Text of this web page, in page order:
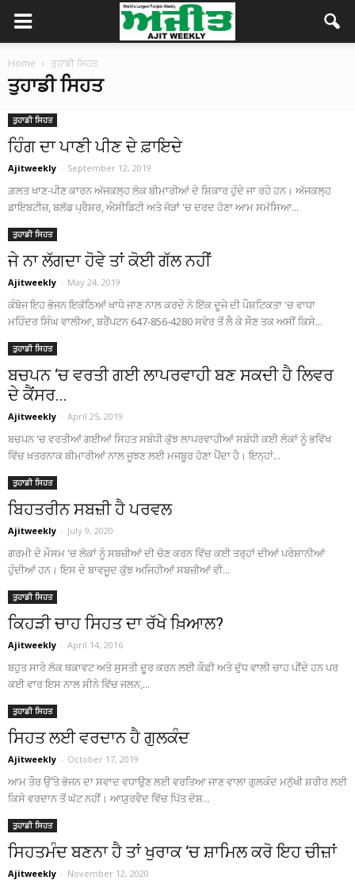
Home ਤੁਹਾਡੀ ਸਿਹਤ
ਤੁਹਾਡੀ ਸਿਹਤ
ਤੁਹਾਡੀ ਸਿਹਤ
ਹਿੰਗ ਦਾ ਪਾਣੀ ਪੀਣ ਦੇ ਫ਼ਾਇਦੇ
Ajitweekly - September 12, 2019
ਗ਼ਲਤ ਖਾਣ-ਪੀਣ ਕਾਰਨ ਅੱਜਕਲ੍ਹ ਲੋਕ ਬੀਮਾਰੀਆਂ ਦੇ ਸ਼ਿਕਾਰ ਹੁੰਦੇ ਜਾ ਰਹੇ ਹਨ। ਅੱਜਕਲ੍ਹ
ਡਾਇਬਟੀਜ਼, ਬਲੱਡ ਪ੍ਰੈਸ਼ਰ, ਐਸੀਡਿਟੀ ਅਤੇ ਜੋੜਾਂ 'ਚ ਦਰਦ ਹੋਣਾ ਆਮ ਸਮੱਸਿਆ...
ਤੁਹਾਡੀ ਸਿਹਤ
ਜੇ ਨਾ ਲੱਗਦਾ ਹੋਵੇ ਤਾਂ ਕੋਈ ਗੱਲ ਨਹੀਂ
Ajitweekly - May 24, 2019
ਕੰਬੋਜ ਇਹ ਭੋਜਨ ਇਕੱਠਿਆਂ ਖਾਧੇ ਜਾਣ ਨਾਲ ਕਰਦੇ ਨੇ ਇੱਕ ਦੂਜੇ ਦੀ ਪੌਸ਼ਟਿਕਤਾ 'ਚ ਵਾਧਾ
ਮਹਿੰਦਰ ਸਿੰਘ ਵਾਲੀਆ, ਬਰੈਂਪਟਨ 647-856-4280 ਸਵੇਰ ਤੋਂ ਲੈ ਕੇ ਸੌਣ ਤਕ ਅਸੀਂ ਕਿਸੇ...
ਤੁਹਾਡੀ ਸਿਹਤ
ਬਚਪਨ ‘ਚ ਵਰਤੀ ਗਈ ਲਾਪਰਵਾਹੀ ਬਣ ਸਕਦੀ ਹੈ ਲਿਵਰ
ਦੇ ਕੈਂਸਰ...
Ajitweekly - April 25, 2019
ਬਚਪਨ 'ਚ ਵਰਤੀਆਂ ਗਈਆਂ ਸਿਹਤ ਸਬੰਧੀ ਕੁੱਝ ਲਾਪਰਵਾਹੀਆਂ ਸਬੰਧੀ ਕਈ ਲੋਕਾਂ ਨੂੰ ਭਵਿੱਖ
ਵਿੱਚ ਖ਼ਤਰਨਾਕ ਬੀਮਾਰੀਆਂ ਨਾਲ ਜੂਝਣ ਲਈ ਮਜਬੂਰ ਹੋਣਾ ਪੈਂਦਾ ਹੈ। ਇਨ੍ਹਾਂ...
ਤੁਹਾਡੀ ਸਿਹਤ
ਬਿਹਤਰੀਨ ਸਬਜ਼ੀ ਹੈ ਪਰਵਲ
Ajitweekly - July 9, 2020
ਗਰਮੀ ਦੇ ਮੌਸਮ 'ਚ ਲੋਕਾਂ ਨੂੰ ਸਬਜ਼ੀਆਂ ਦੀ ਚੋਣ ਕਰਨ ਵਿੱਚ ਕਈ ਤਰ੍ਹਾਂ ਦੀਆਂ ਪਰੇਸ਼ਾਨੀਆਂ
ਹੁੰਦੀਆਂ ਹਨ। ਇਸ ਦੇ ਬਾਵਜੂਦ ਕੁੱਝ ਅਜਿਹੀਆਂ ਸਬਜ਼ੀਆਂ ਵੀ...
ਤੁਹਾਡੀ ਸਿਹਤ
ਕਿਹੜੀ ਚਾਹ ਸਿਹਤ ਦਾ ਰੱਖੇ ਖ਼ਿਆਲ?
Ajitweekly - April 14, 2016
ਬਹੁਤ ਸਾਰੇ ਲੋਕ ਥਕਾਵਟ ਅਤੇ ਸੁਸਤੀ ਦੂਰ ਕਰਨ ਲਈ ਕੌਫ਼ੀ ਅਤੇ ਦੁੱਧ ਵਾਲੀ ਚਾਹ ਪੀਂਦੇ ਹਨ ਪਰ
ਕਈ ਵਾਰ ਇਸ ਨਾਲ ਸੀਨੇ ਵਿੱਚ ਜਲਨ,...
ਤੁਹਾਡੀ ਸਿਹਤ
ਸਿਹਤ ਲਈ ਵਰਦਾਨ ਹੈ ਗੁਲਕੰਦ
Ajitweekly - October 17, 2019
ਆਮ ਤੌਰ ਉੱਤੇ ਭੋਜਨ ਦਾ ਸਵਾਦ ਵਧਾਉਣ ਲਈ ਵਰਤਿਆ ਜਾਣ ਵਾਲਾ ਗੁਲਕੰਦ ਮਨੁੱਖੀ ਸ਼ਰੀਰ ਲਈ
ਕਿਸੇ ਵਰਦਾਨ ਤੋਂ ਘੱਟ ਨਹੀਂ। ਆਯੁਰਵੈਦ ਵਿੱਚ ਪਿੱਤ ਦੋਸ਼...
ਤੁਹਾਡੀ ਸਿਹਤ
ਸਿਹਤਮੰਦ ਬਣਨਾ ਹੈ ਤਾਂ ਖੁਰਾਕ ‘ਚ ਸ਼ਾਮਿਲ ਕਰੋ ਇਹ ਚੀਜ਼ਾਂ
Ajitweekly - November 12, 2020